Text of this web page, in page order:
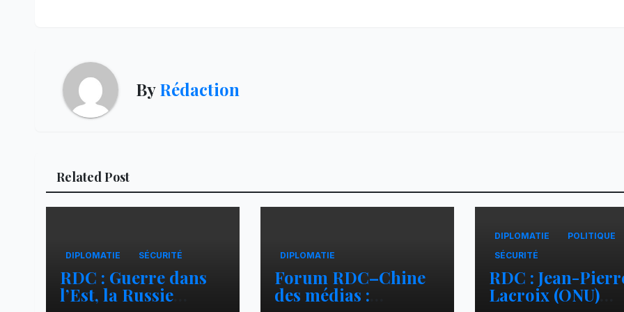
ByRédaction
Related Post
DIPLOMATIE SÉCURITÉ
RDC : Guerre dans
l’Est, la Russie
DIPLOMATIE
Forum RDC–Chine
des médias :
DIPLOMATIE
POLITIQUE
SÉCURITÉ
RDC : Jean-
Lacroix (ONU)